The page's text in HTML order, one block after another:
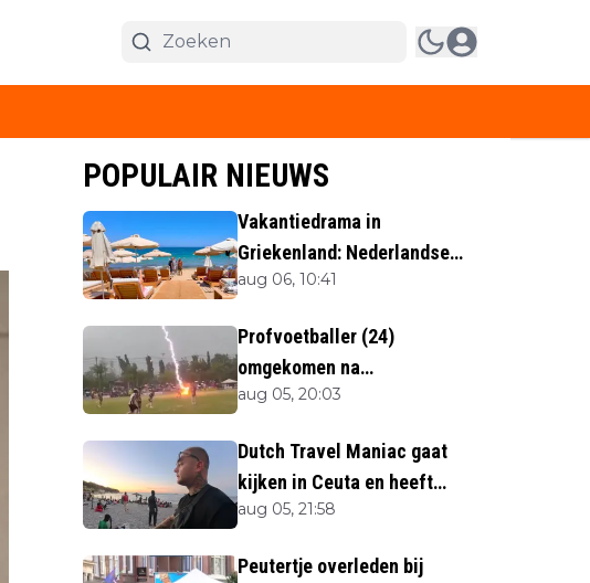
POPULAIR NIEUWS
Vakantiedrama in
Griekenland: Nederlandse
(40) omgekomen
aug 06, 10:41
Profvoetballer (24)
omgekomen na
blikseminslag tijdens
aug 05, 20:03
Dutch Travel Maniac gaat
kijken in Ceuta en heeft
twijfels bij berichtgeving
aug 05, 21:58
Peutertje overleden bij